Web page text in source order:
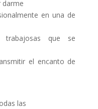
darme
en una de
trabajosas que se
el encanto de
las